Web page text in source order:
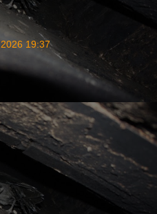
19:37